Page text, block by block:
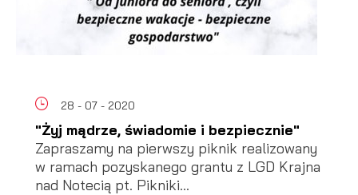
28 - 07 - 2020
"Żyj mądrze, świadomie i bezpiecznie"
Zapraszamy na pierwszy piknik realizowany
w ramach pozyskanego grantu z LGD Krajna
nad Notecią pt. Pikniki...